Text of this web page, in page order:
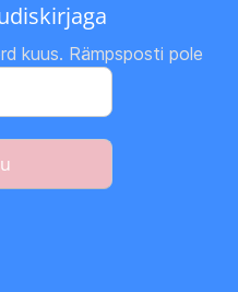
kuus. Rämpsposti pole